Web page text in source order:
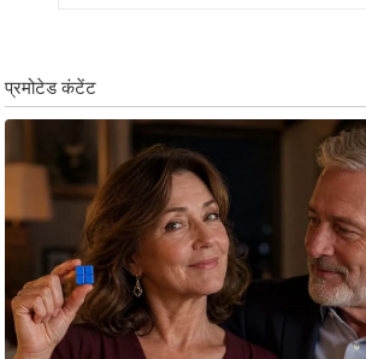
हॉ
ली
फि
ल्म
स
मी
क्षा